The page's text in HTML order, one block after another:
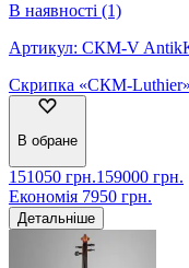
В наявності (1)
Артикул: СКМ-V
Скрипка «СКМ-Luthier»
В обране
151050 грн.159000 грн.
Економія 7950 грн.
Детальніше